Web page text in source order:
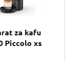
za kafu
Piccolo xs